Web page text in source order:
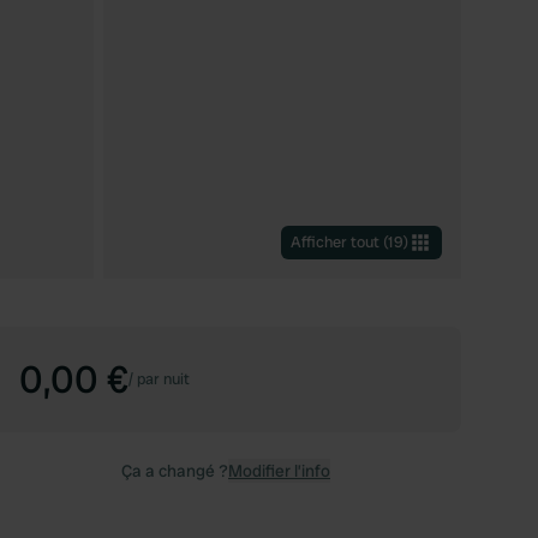
Afficher tout (19)
0,00 €/ par nuit
Ça a changé ?Modifier l’info